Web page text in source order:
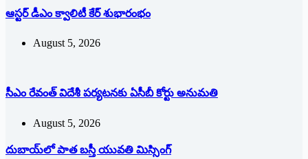
ఆస్టర్ డీఎం క్వాలిటీ కేర్ శుభారంభం
August 5, 2026
సీఎం రేవంత్ విదేశీ పర్యటనకు ఏసీబీ కోర్టు అనుమతి
August 5, 2026
దుబాయ్‌లో పాత బ‌స్తీ యువతి మిస్సింగ్